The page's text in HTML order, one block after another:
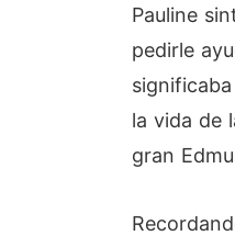
Pauline
pedirle
la vida de
gran